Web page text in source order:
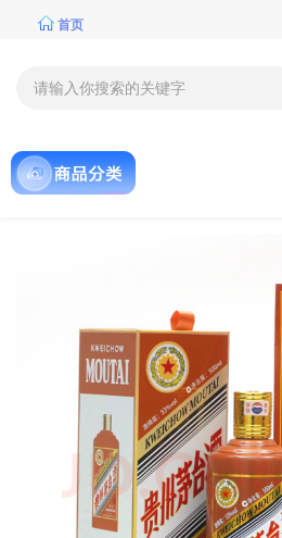
首页